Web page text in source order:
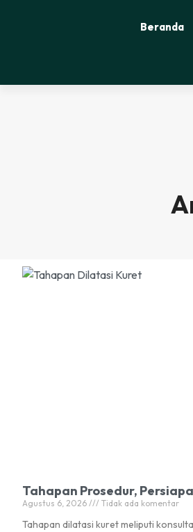
Beranda
Tahapan Prosedur,
Agustus 6, 2026 Tidak ada komentar
Tahapan dilatasi kuret meliputi